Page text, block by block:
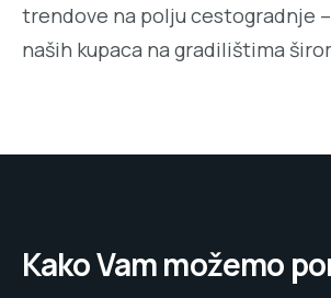
trendove na polju cestogradnje
naših kupaca na gradilištima
Kako Vam možemo